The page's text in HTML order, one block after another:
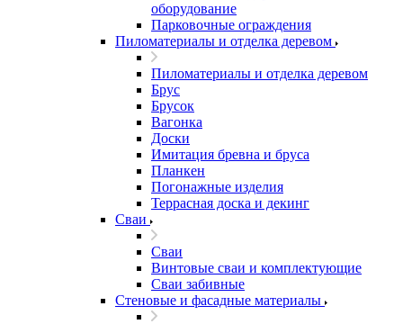
оборудование
Парковочные ограждения
Пиломатериалы и отделка деревом
Пиломатериалы и отделка деревом
Брус
Брусок
Вагонка
Доски
Имитация бревна и бруса
Планкен
Погонажные изделия
Террасная доска и декинг
Сваи
Сваи
Винтовые сваи и комплектующие
Сваи забивные
Стеновые и фасадные материалы